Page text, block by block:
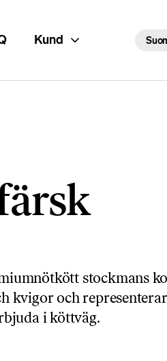
Kund
stockmans
kvigor och
i köttväg.